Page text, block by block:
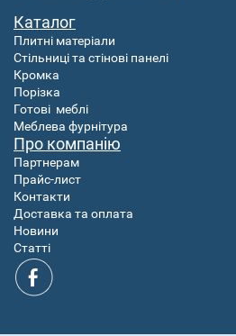
Каталог
Плитні матеріали
Стільниці та стінові панелі
Кромка
Порізка
Готові меблі
Меблева фурнітура
Про компанію
Партнерам
Прайс-лист
Контакти
Доставка та оплата
Новини
Статті